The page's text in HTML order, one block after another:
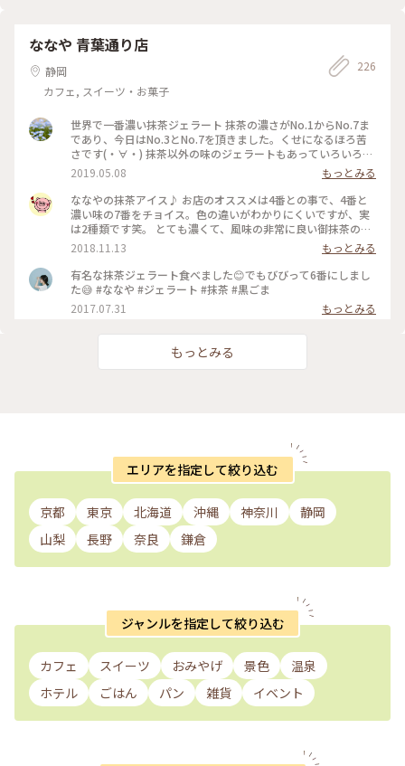
当日チケット提示で100円割引☆ 友達とドキドキ初めてのVR
体験☆ 楽しい深海世界のVR空間でした〜☆ おもしろかったで
ななや 青葉通り店
静岡
カフェ, スイーツ・お菓子
226
世界で一番濃い抹茶ジェラート 抹茶の濃さがNo.1からNo.7ま
であり、今日はNo.3とNo.7を頂きました。くせになるほろ苦
さです(・∀・) 抹茶以外の味のジェラートもあっていろいろ食
べ比べてみるのもいいかも！ #静岡県 #おいしい時間 #抹茶ジ
ェラート
2019.05.08
もっとみる
ななやの抹茶アイス♪ お店のオススメは4番との事で、4番と
濃い味の7番をチョイス。色の違いがわかりにくいですが、実
は2種類です笑。 とても濃くて、風味の非常に良い御抹茶のア
イスです。静岡に行った際は是非✨ #アイス#静岡#ななや#抹
茶
2018.11.13
もっとみる
有名な抹茶ジェラート食べました😊でもびびって6番にしまし
た😅 #ななや #ジェラート #抹茶 #黒ごま
2017.07.31
もっとみる
もっとみる
エリアを指定して絞り込む
京都 東京 北海道 沖縄 神奈川
静岡
山梨
長野 奈良 鎌倉
ジャンルを指定して絞り込む
カフェ スイーツ おみやげ 景色
温泉
ホテル
ごはん パン 雑貨 イベント